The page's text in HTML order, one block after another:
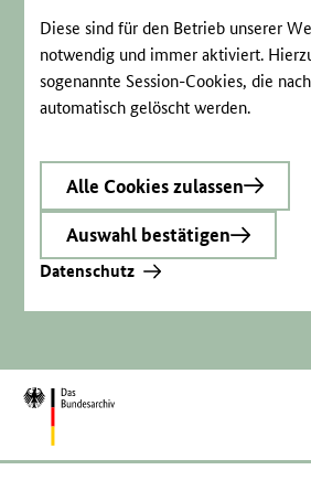
Diese sind für den Betrieb unserer
notwendig und immer aktiviert.
sogenannte Session-Cookies, die
automatisch gelöscht werden.
Alle Cookies zulassen
Auswahl bestätigen
Datenschutz
Zur